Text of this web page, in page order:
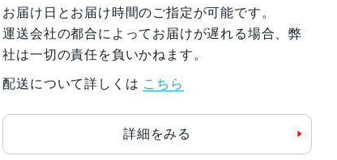
お届け日とお届け時間のご指定が可能です。
運送会社の都合によってお届けが遅れる場合、弊
社は一切の責任を負いかねます。
配送について詳しくは こちら
詳細をみる